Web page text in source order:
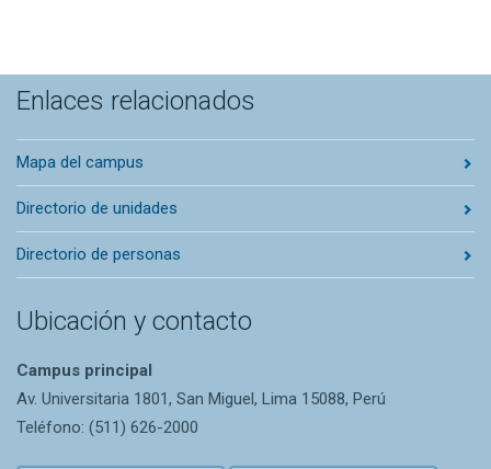
Enlaces relacionados
Mapa del campus
Directorio de unidades
Directorio de personas
Ubicación y contacto
Campus principal
Av. Universitaria 1801, San Miguel, Lima 15088, Perú
Teléfono: (511) 626-2000